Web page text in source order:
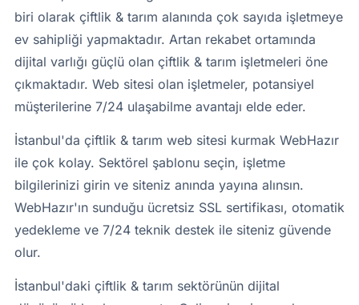
biri olarak çiftlik & tarım alanında çok sayıda işletmeye
ev sahipliği yapmaktadır. Artan rekabet ortamında
dijital varlığı güçlü olan çiftlik & tarım işletmeleri öne
çıkmaktadır. Web sitesi olan işletmeler, potansiyel
müşterilerine 7/24 ulaşabilme avantajı elde eder.
İstanbul'da çiftlik & tarım web sitesi kurmak WebHazır
ile çok kolay. Sektörel şablonu seçin, işletme
bilgilerinizi girin ve siteniz anında yayına alınsın.
WebHazır'ın sunduğu ücretsiz SSL sertifikası, otomatik
yedekleme ve 7/24 teknik destek ile siteniz güvende
olur.
İstanbul'daki çiftlik & tarım sektörünün dijital